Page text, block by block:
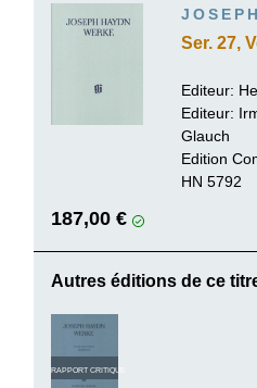
Ser. 27,
Editeur:
Editeur:
Glauch
Edition
HN 5792
187,00 €
Autres éditions de ce
RAPPORT CRITIQUE